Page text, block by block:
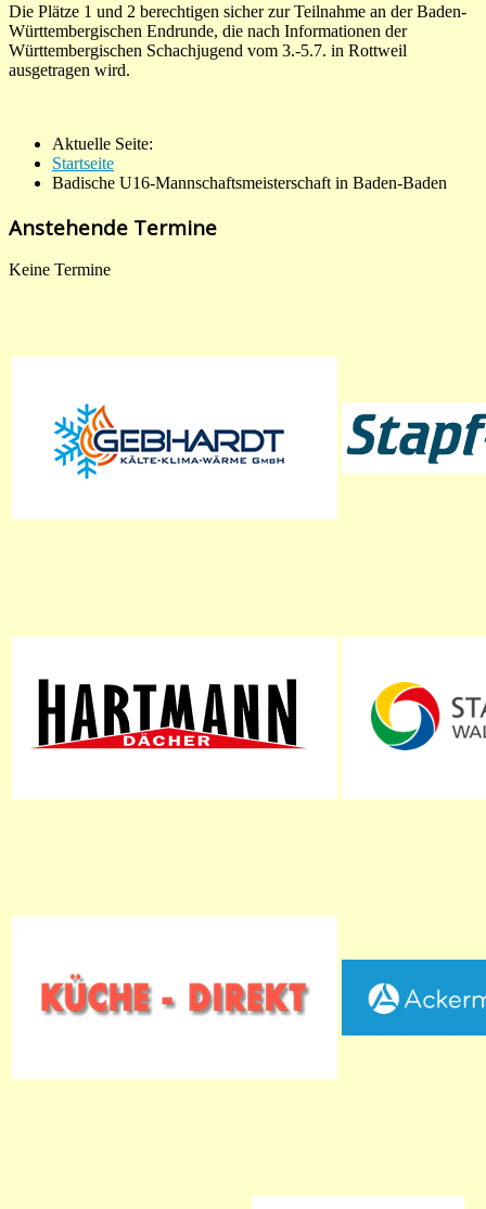
Die Plätze 1 und 2 berechtigen sicher zur Teilnahme an der Baden-
Württembergischen Endrunde, die nach Informationen der
Württembergischen Schachjugend vom 3.-5.7. in Rottweil
ausgetragen wird.
Aktuelle Seite:
Startseite
Badische U16-Mannschaftsmeisterschaft in Baden-Baden
Anstehende Termine
Keine Termine